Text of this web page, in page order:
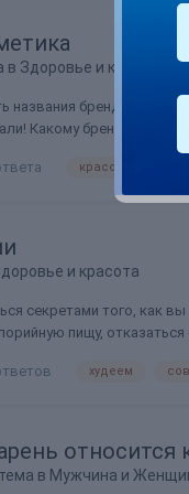
в Здоровье и красота
названия брендов
Какому бренду вы
красота
и красота
секретами того, как
пищу, отказаться
худеем
относится
в Мужчина и